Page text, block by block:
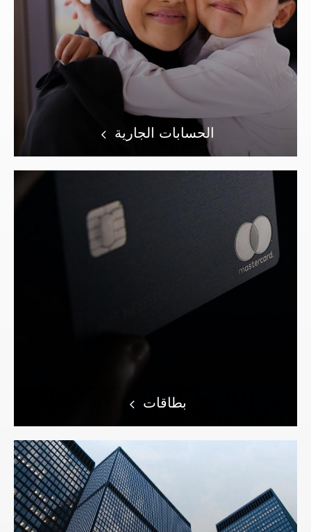
الحسابات الجارية
بطاقات